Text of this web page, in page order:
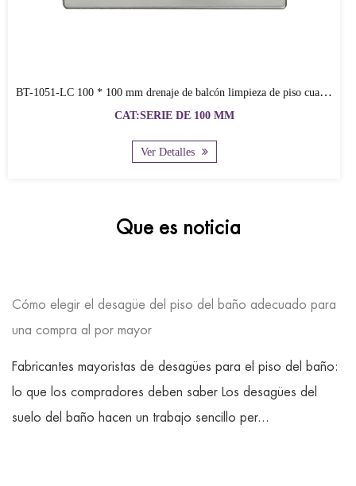
BT-1051-LC 100 * 100 mm drenaje de balcón limpieza de piso cuadrado, cubiertas de drenaje de balcón
CAT:SERIE DE 100 MM
Que es noticia
Cómo elegir el desagüe del piso del baño adecuado para
una compra al por mayor
Fabricantes mayoristas de desagües para el piso del baño:
lo que los compradores deben saber Los desagües del
suelo del baño hacen un trabajo sencillo per...